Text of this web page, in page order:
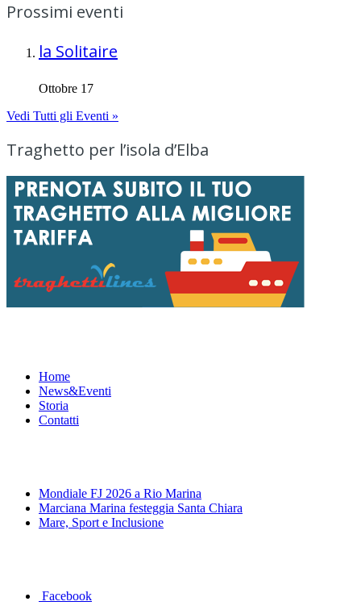
Prossimi eventi
la Solitaire
Ottobre 17
Vedi Tutti gli Eventi »
Traghetto per l’isola d’Elba
Home
News&Eventi
Storia
Contatti
Mondiale FJ 2026 a Rio Marina
Marciana Marina festeggia Santa Chiara
Mare, Sport e Inclusione
Facebook